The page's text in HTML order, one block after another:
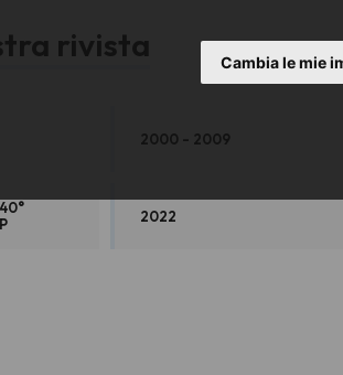
Cambia le mie
rivista
2000 - 2009
2022